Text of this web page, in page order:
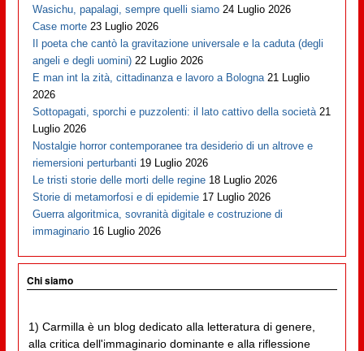
Wasichu, papalagi, sempre quelli siamo 24 Luglio 2026
Case morte 23 Luglio 2026
Il poeta che cantò la gravitazione universale e la caduta (degli
angeli e degli uomini) 22 Luglio 2026
E man int la zità, cittadinanza e lavoro a Bologna 21 Luglio
2026
Sottopagati, sporchi e puzzolenti: il lato cattivo della società 21
Luglio 2026
Nostalgie horror contemporanee tra desiderio di un altrove e
riemersioni perturbanti 19 Luglio 2026
Le tristi storie delle morti delle regine 18 Luglio 2026
Storie di metamorfosi e di epidemie 17 Luglio 2026
Guerra algoritmica, sovranità digitale e costruzione di
immaginario 16 Luglio 2026
Chi siamo
1) Carmilla è un blog dedicato alla letteratura di genere,
alla critica dell'immaginario dominante e alla riflessione